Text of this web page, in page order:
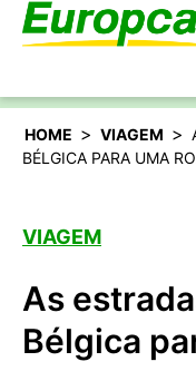
Português
HOME > VIAGEM >
BÉLGICA PARA UMA
VIAGEM
As
Bélgica